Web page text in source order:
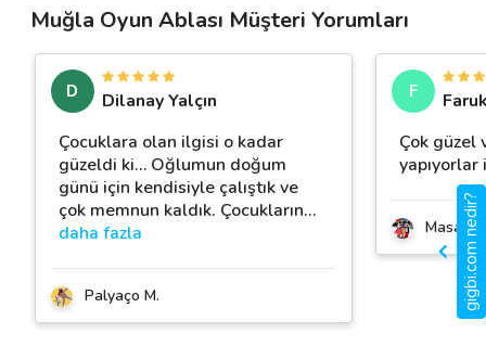
Muğla Oyun Ablası Müşteri Yorumları
D
Dilanay Yalçın
Çocuklara olan ilgisi o kadar
güzeldi ki… Oğlumun doğum
günü için kendisiyle çalıştık ve
çok memnun kaldık. Çocukların…
daha fazla
Palyaço M.
F
Çok güzel
yapıyorlar
Masalgigbi.com nedir?